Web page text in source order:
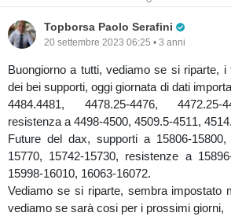
Topborsa Paolo Serafini
20 settembre 2023 06:25 • 3 anni
Buongiorno a tutti, vediamo se si riparte,
dei bei supporti, oggi giornata di dati
4484.4481, 4478.25-4476, 4472.25-
resistenza a 4498-4500, 4509.5-4511,
Future del dax, supporti a 15806-15800,
15770, 15742-15730, resistenze a
15998-16010, 16063-16072.
Vediamo se si riparte, sembra impostato
vediamo se sarà cosi per i prossimi giorni,